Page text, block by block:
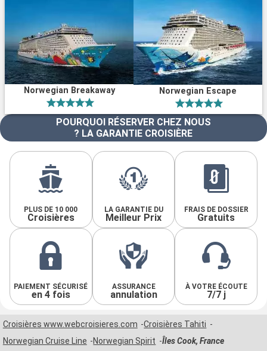
Norwegian Breakaway Norwegian Escape
POURQUOI RÉSERVER CHEZ NOUS
? LA GARANTIE CROISIÈRE
PLUS DE 10 000
Croisières
LA GARANTIE DU
Meilleur Prix
FRAIS DE DOSSIER
Gratuits
PAIEMENT SÉCURISÉ
en 4 fois
ASSURANCE
annulation
À VOTRE ÉCOUTE
7/7 j
Croisières www.webcroisieres.com
Croisières Tahiti
Norwegian Cruise Line
Norwegian Spirit Îles Cook, France